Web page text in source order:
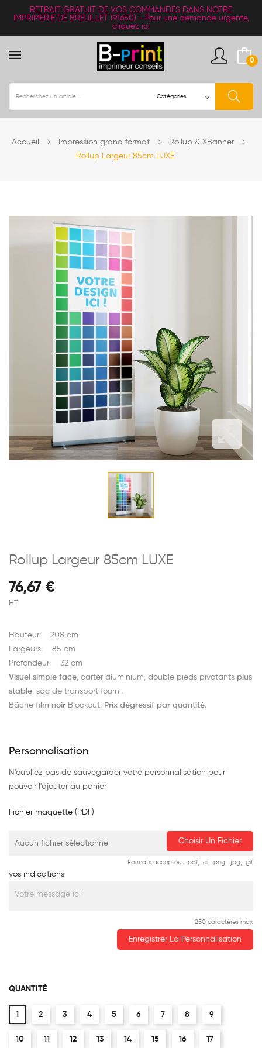
RETRAIT GRATUIT
DE VOS COMMANDES DANS NOTRE
IMPRIMERIE DE BREUILLET (91650) - Pour une demande urgente,
cliquez ici
0
Accueil Impression grand format
Rollup & XBanner
Rollup Largeur 85cm LUXE
Rollup Largeur 85cm LUXE
76,67 €
HT
Hauteur: 208 cm
Largeurs: 85 cm
Profondeur: 32 cm
Visuel simple face, carter aluminium, double pieds pivotants plus
stable, sac de transport fourni.
Bâche film noir Blockout. Prix dégressif par quantité.
Personnalisation
N'oubliez pas de sauvegarder votre personnalisation pour
pouvoir l'ajouter au panier
Fichier maquette (PDF)
Aucun fichier sélectionné Choisir Un Fichier
Formats acceptés : .pdf, .ai, .png, .jpg, .gif
vos indications
250 caractères max
Enregistrer La Personnalisation
QUANTITÉ
1 2 3 4 5 6 7 8 9
10 11 12 13 14 15 16 17